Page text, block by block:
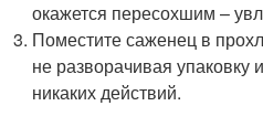
окажется пересохшим –
Поместите саженец в
не разворачивая
никаких действий.